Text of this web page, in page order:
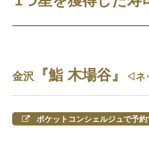
金沢 『鮨 木場谷』 ◁ネ
ポケットコンシェルジュで予約